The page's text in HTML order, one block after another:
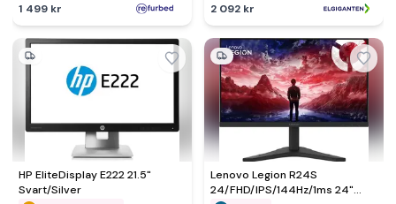
1 499 kr 2 092 kr
HP EliteDisplay E222 21.5"
Svart/Silver
Lenovo Legion R24S
24/FHD/IPS/144Hz/1ms 24"